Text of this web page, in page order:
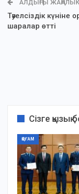
АЛДЫҢҒЫ ЖАҢАЛЫҚ
Тәуелсіздік күніне
шаралар өтті
Сізге қызық
ҚОҒАМ